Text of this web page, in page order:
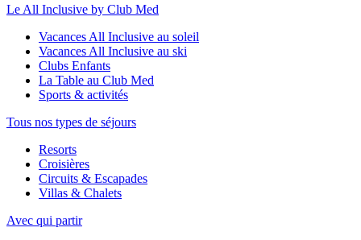
Le All Inclusive by Club Med
Vacances All Inclusive au soleil
Vacances All Inclusive au ski
Clubs Enfants
La Table au Club Med
Sports & activités
Tous nos types de séjours
Resorts
Croisières
Circuits & Escapades
Villas & Chalets
Avec qui partir